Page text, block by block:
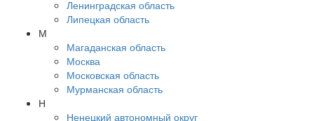
Ленинградская область
Липецкая область
М
Магаданская область
Москва
Московская область
Мурманская область
Н
Ненецкий автономный округ